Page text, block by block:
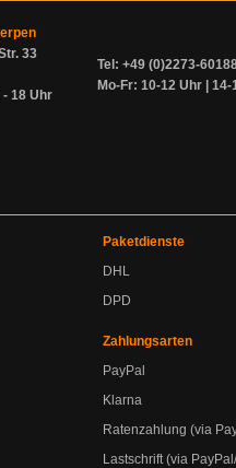
33
- 18 Uhr
Tel: +49 (0)2273-
Mo-Fr: 10-12 Uhr | 14-
Paketdienste
DHL
DPD
Zahlungsarten
PayPal
Klarna
Ratenzahlung (via
Lastschrift (via